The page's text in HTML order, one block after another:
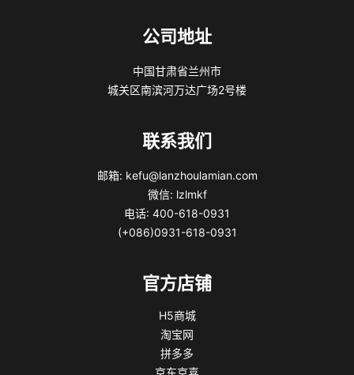
公司地址
中国甘肃省兰州市
城关区南滨河万达广场2号楼
联系我们
邮箱: kefu@lanzhoulamian.com
微信: lzlmkf
电话: 400-618-0931
(+086)0931-618-0931
官方店铺
H5商城
淘宝网
拼多多
京东京喜